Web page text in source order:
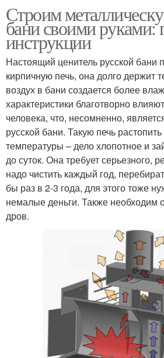
Строим
бани своими руками:
инструкции
Настоящий ценитель русской бани
кирпичную печь, она долго держит
воздух в бани создается более
характеристики благотворно
человека, что, несомненно,
русской бани. Такую печь
температуры – дело хлопотное и
до суток. Она требует серьезного,
надо чистить каждый год,
бы раз в 2-3 года, для этого тоже
немалые деньги. Также необходим
дров.